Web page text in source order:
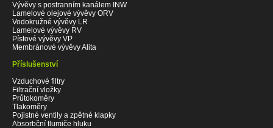
Vývěvy s postranním kanálem INW
Lamelové olejové vývěvy ORV
Vodokružné vývěvy LR
Lamelové vývěvy RV
Pístové vývěvy VP
Membránové vývěvy Alita
Příslušenství
Vzduchové filtry
Filtrační vložky
Průtokoměry
Tlakoměry
Pojistné ventily a zpětné klapky
Absorbční tlumiče hluku